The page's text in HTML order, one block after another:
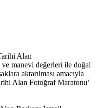
Alan
ve manevi değerleri ile doğal
aktarılması amacıyla
Alan Fotoğraf Maratonu’